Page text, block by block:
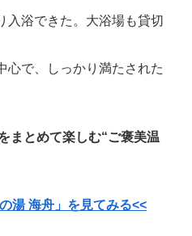
入浴できた。大浴場も貸切
心で、しっかり満たされた
まとめて楽しむ“ご褒美温
湯 海舟」を見てみる<<